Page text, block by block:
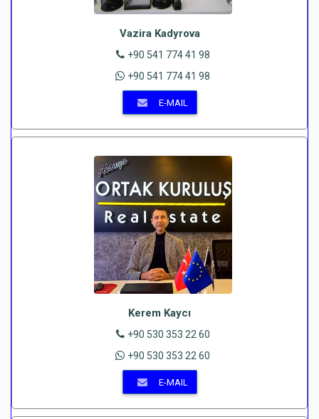
Vazira Kadyrova
+90 541 774 41 98
+90 541 774 41 98
E-MAIL
Kerem Kaycı
+90 530 353 22 60
+90 530 353 22 60
E-MAIL